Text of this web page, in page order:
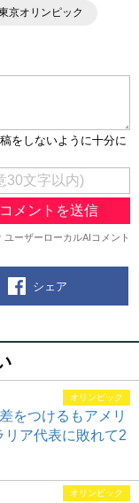
京オリンピック
シェア
をつけるもアメリ
リア代表に敗れて2
オリンピック
オリンピック